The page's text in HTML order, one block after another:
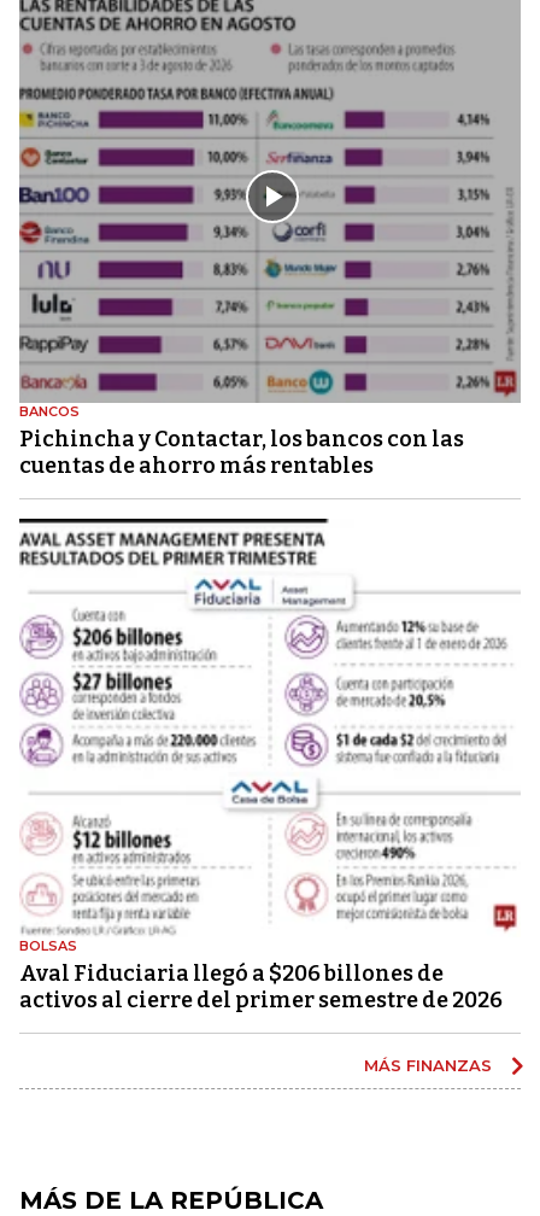
BANCOS
Pichincha y Contactar, los bancos con las
cuentas de ahorro más rentables
BOLSAS
Aval Fiduciaria llegó a $206 billones de
activos al cierre del primer semestre de 2026
MÁS FINANZAS
MÁS DE LA REPÚBLICA